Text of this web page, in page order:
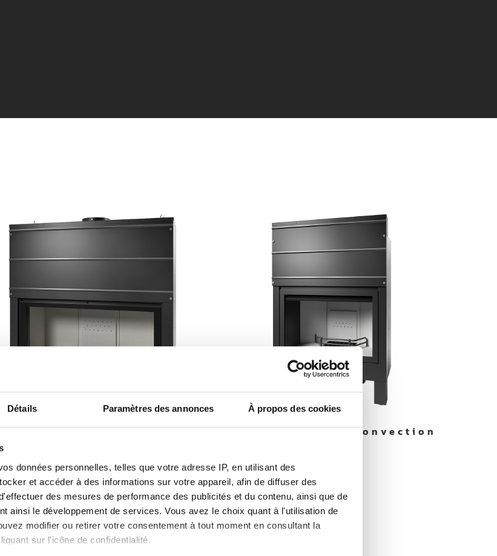
Détails Paramètres des annonces À propos des cookies
données personnelles, telles que votre adresse IP, en utilisant des
et accéder à des informations sur votre appareil, afin de diffuser des
des mesures de performance des publicités et du contenu, ainsi que de
ainsi le développement de services. Vous avez le choix quant à l'utilisation de
modifier ou retirer votre consentement à tout moment en consultant la
sur l'icône de confidentialité.
LIGHT 06V – Convection
MB MEGAFIRE V – Convection